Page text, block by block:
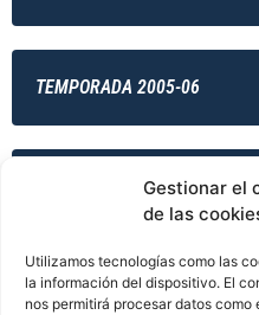
Gestionar el
de las
Utilizamos tecnologías como las
la información del dispositivo. El
nos permitirá procesar datos
TEMPORADA 2005-06
TEMPORADA 2005-06
TEMPORADA 2005-06